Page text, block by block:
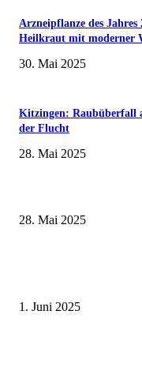
Arzneipflanze des
Heilkraut mit moderner
30. Mai 2025
Kitzingen: Raubüberfall
der Flucht
28. Mai 2025
28. Mai 2025
1. Juni 2025